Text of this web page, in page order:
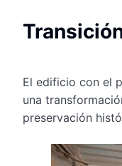
El edificio con el
una
preservación